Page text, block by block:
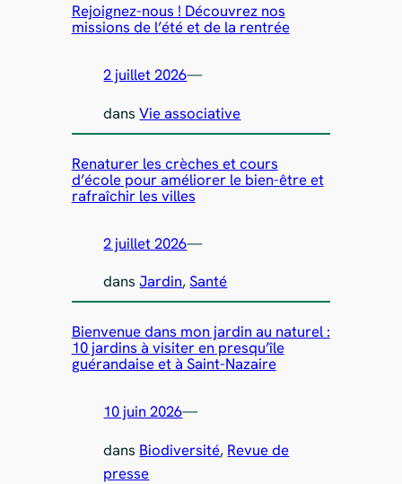
Rejoignez-nous ! Découvrez nos
missions de l’été et de la rentrée
2 juillet 2026—
dansVie associative
Renaturer les crèches et cours
d’école pour améliorer le bien-être et
rafraîchir les villes
2 juillet 2026—
dansJardin, Santé
Bienvenue dans mon jardin au naturel :
10 jardins à visiter en presqu’île
guérandaise et à Saint-Nazaire
10 juin 2026—
dans Biodiversité, Revue de
presse